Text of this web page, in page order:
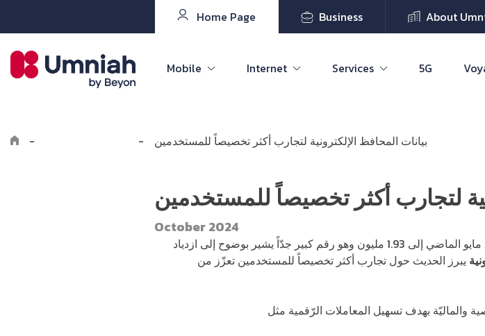
Home Page Business About
Mobile Internet Services 5G
- - بيانات المحافظ الإلكترونية لتجارب أكثر تخصيصاً للمستخدمين
لتجارب أكثر تخصيصاً للمستخدمين
October 2024
في نهاية أيّار/ مايو الماضي إلى 1.93 مليون وهو رقم كبير جدّاً يشير بوضوح إلى ازدياد
يبرز الحديث حول تجارب أكثر تخصيصاً للمستخدمين تعزّز من
والماليّة بهدف تسهيل المعاملات الرّقمية مثل